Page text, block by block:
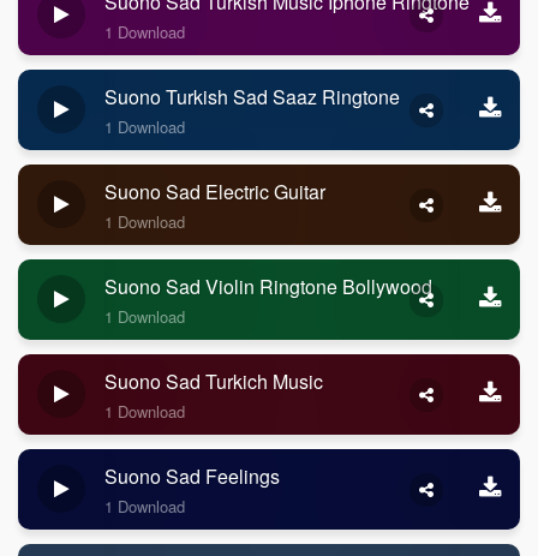
1 Download
Suono Turkish Sad Saaz Ringtone
1 Download
Suono Sad Electric Guitar
1 Download
Suono Sad Violin Ringtone Bollywood
1 Download
Suono Sad Turkich Music
1 Download
Suono Sad Feelings
1 Download